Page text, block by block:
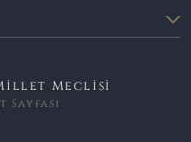
Meclisi